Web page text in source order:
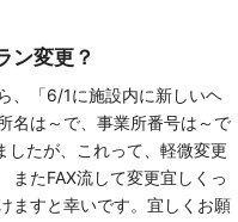
ン変更？
、「6/1に施設内に新しいヘ
名は～で、事業所番号は～で
したが、これって、軽微変更
たFAX流して変更宜しくっ
ますと幸いです。宜しくお願